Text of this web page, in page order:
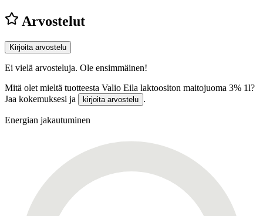
Arvostelut
Kirjoita arvostelu
Ei vielä arvosteluja. Ole ensimmäinen!
Mitä olet mieltä tuotteesta Valio Eila laktoositon maitojuoma 3% 1l?
Jaa kokemuksesi ja
kirjoita arvostelu .
Energian jakautuminen